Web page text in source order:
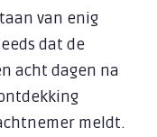
van enig
dat de
acht dagen na
meldt.